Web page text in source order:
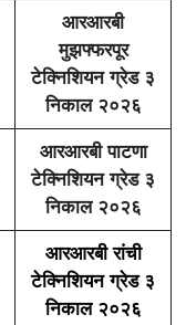
आरआरबी
मुझफ्फरपूर
टेक्निशियन ग्रेड ३
निकाल २०२६
आरआरबी पाटणा
टेक्निशियन ग्रेड ३
निकाल २०२६
आरआरबी रांची
टेक्निशियन ग्रेड ३
निकाल २०२६